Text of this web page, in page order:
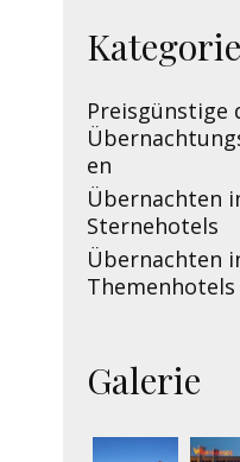
Preisgünstige
en
Übernachten
Sternehotels
Übernachten
Themenhotels
Galerie